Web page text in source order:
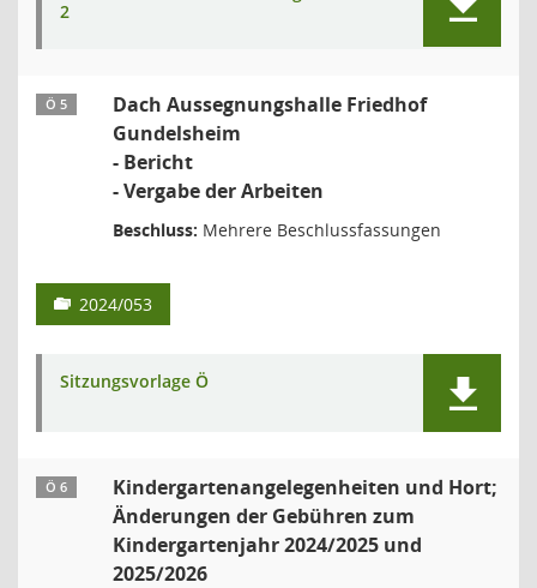
2
Ö 5
Dach Aussegnungshalle Friedhof
Gundelsheim
- Bericht
- Vergabe der Arbeiten
Beschluss: Mehrere Beschlussfassungen
2024/053
Sitzungsvorlage Ö
Ö 6
Kindergartenangelegenheiten und Hort;
Änderungen der Gebühren zum
Kindergartenjahr 2024/2025 und
2025/2026